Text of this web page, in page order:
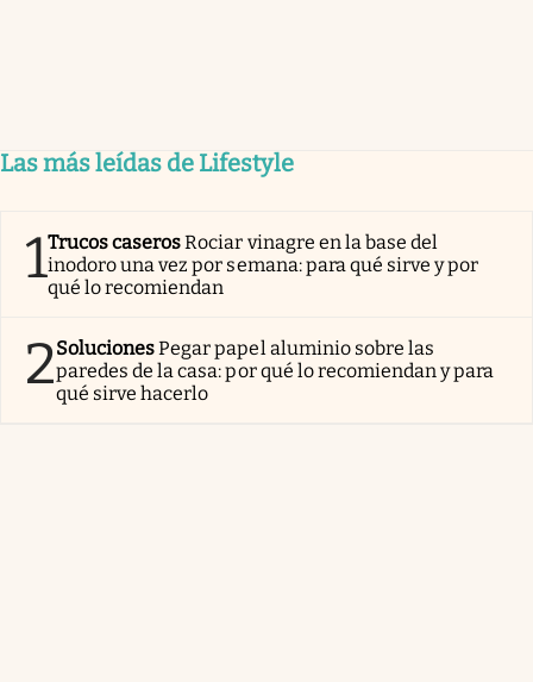
Las más leídas de Lifestyle
1Trucos caserosRociar vinagre en la base del
inodoro una vez por semana: para qué sirve y por
qué lo recomiendan
2SolucionesPegar papel aluminio sobre las
paredes de la casa: por qué lo recomiendan y para
qué sirve hacerlo